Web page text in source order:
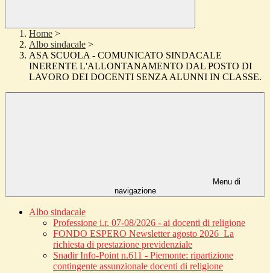
Home >
Albo sindacale >
ASA SCUOLA - COMUNICATO SINDACALE
INERENTE L'ALLONTANAMENTO DAL POSTO DI
LAVORO DEI DOCENTI SENZA ALUNNI IN CLASSE.
Menu di
navigazione
Albo sindacale
Professione i.r. 07-08/2026 - ai docenti di religione
FONDO ESPERO Newsletter agosto 2026_La
richiesta di prestazione previdenziale
Snadir Info-Point n.611 - Piemonte: ripartizione
contingente assunzionale docenti di religione